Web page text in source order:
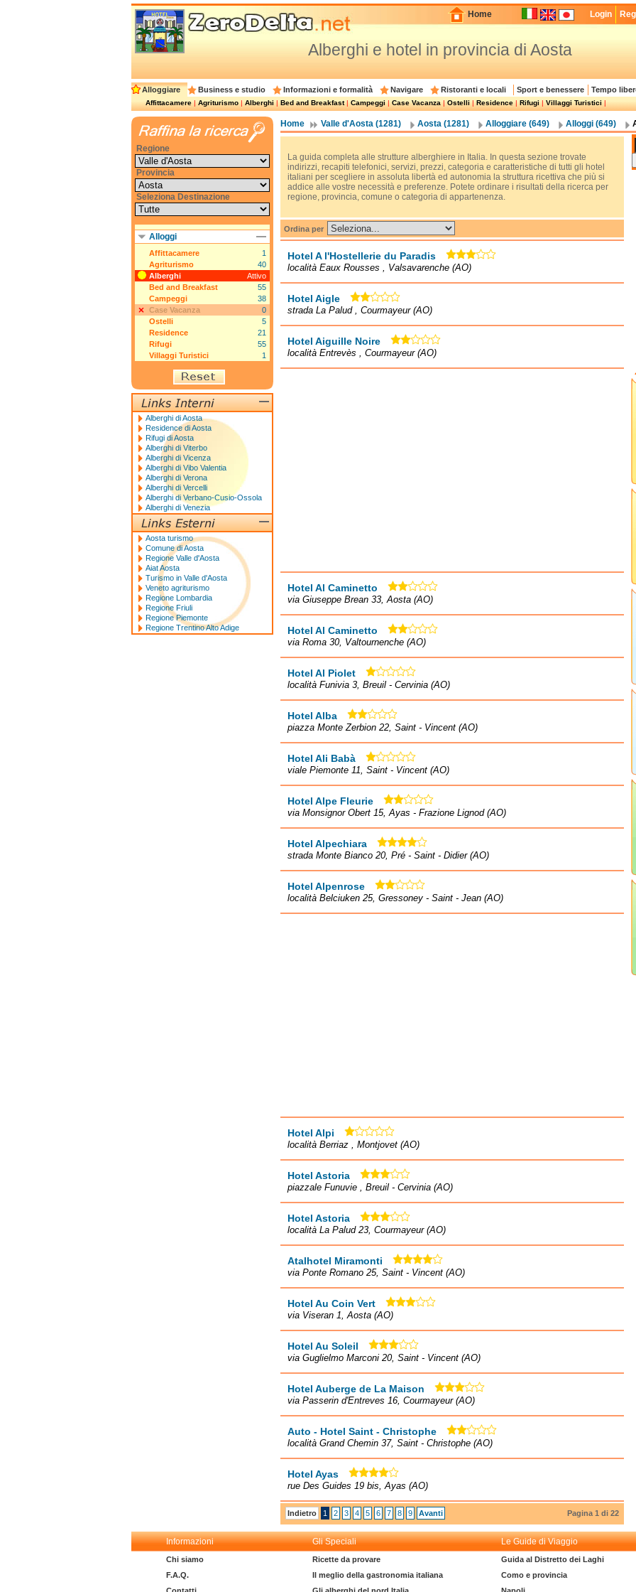
Home Login
Alberghi e hotel in provincia di Aosta
Alloggiare Business e studio Informazioni e formalità Navigare Ristoranti e locali Sport e benessere Tempo
Affittacamere|Agriturismo|Alberghi|Bed and Breakfast|Campeggi|Case Vacanza|Ostelli|Residence|Rifugi|Villaggi Turistici|
Home Valle d'Aosta (1281) Aosta (1281) Alloggiare (649) Alloggi (649)
La guida completa alle strutture alberghiere in Italia. In questa sezione trovate
indirizzi, recapiti telefonici, servizi, prezzi, categoria e caratteristiche di tutti gli hotel
italiani per scegliere in assoluta libertà ed autonomia la struttura ricettiva che più si
addice alle vostre necessità e preferenze. Potete ordinare i risultati della ricerca per
regione, provincia, comune o categoria di appartenenza.
Ordina per
Hotel A l'Hostellerie du Paradis
località Eaux Rousses , Valsavarenche (AO)
Hotel Aigle
strada La Palud , Courmayeur (AO)
Hotel Aiguille Noire
località Entrevès , Courmayeur (AO)
Hotel Al Caminetto
via Giuseppe Brean 33, Aosta (AO)
Hotel Al Caminetto
via Roma 30, Valtournenche (AO)
Hotel Al Piolet
località Funivia 3, Breuil - Cervinia (AO)
Hotel Alba
piazza Monte Zerbion 22, Saint - Vincent (AO)
Hotel Ali Babà
viale Piemonte 11, Saint - Vincent (AO)
Hotel Alpe Fleurie
via Monsignor Obert 15, Ayas - Frazione Lignod (AO)
Hotel Alpechiara
strada Monte Bianco 20, Pré - Saint - Didier (AO)
Hotel Alpenrose
località Belciuken 25, Gressoney - Saint - Jean (AO)
Hotel Alpi
località Berriaz , Montjovet (AO)
Hotel Astoria
piazzale Funuvie , Breuil - Cervinia (AO)
Hotel Astoria
località La Palud 23, Courmayeur (AO)
Atalhotel Miramonti
via Ponte Romano 25, Saint - Vincent (AO)
Hotel Au Coin Vert
via Viseran 1, Aosta (AO)
Hotel Au Soleil
via Guglielmo Marconi 20, Saint - Vincent (AO)
Hotel Auberge de La Maison
via Passerin d'Entreves 16, Courmayeur (AO)
Auto - Hotel Saint - Christophe
località Grand Chemin 37, Saint - Christophe (AO)
Hotel Ayas
rue Des Guides 19 bis, Ayas (AO)
Indietro 1 2 3 4 5 6 7 8 9 Avanti Pagina 1 di 22
Regione
Provincia
Seleziona Destinazione
Alloggi
Affittacamere
1
Agriturismo
40
Alberghi
Attivo
Bed and Breakfast
55
Campeggi
38
Case Vacanza
0
Ostelli
5
Residence
21
Rifugi
55
Villaggi Turistici
1
Alberghi di Aosta
Residence di Aosta
Rifugi di Aosta
Alberghi di Viterbo
Alberghi di Vicenza
Alberghi di Vibo Valentia
Alberghi di Verona
Alberghi di Vercelli
Alberghi di Verbano-Cusio-Ossola
Alberghi di Venezia
Aosta turismo
Comune di Aosta
Regione Valle d'Aosta
Aiat Aosta
Turismo in Valle d'Aosta
Veneto agriturismo
Regione Lombardia
Regione Friuli
Regione Piemonte
Regione Trentino Alto Adige
Informazioni Gli Speciali Le Guide di Viaggio
Chi siamo
F.A.Q.
Ricette da provare
Il meglio della gastronomia italiana
Guida al Distretto dei Laghi
Como e provincia